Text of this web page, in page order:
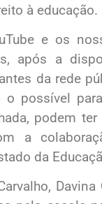
à educação.
e os
após a
da rede
possível
podem
a
da